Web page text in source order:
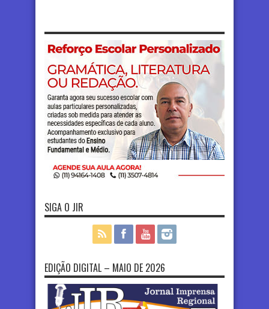
SIGA O JIR
EDIÇÃO DIGITAL – MAIO DE 2026